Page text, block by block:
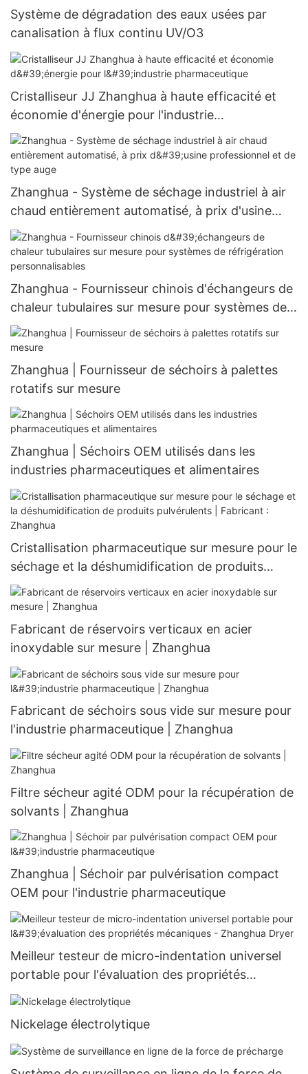
Système de dégradation des eaux usées par
canalisation à flux continu UV/O3
Cristalliseur JJ Zhanghua à haute efficacité et
économie d'énergie pour l'industrie
pharmaceutique
Zhanghua - Système de séchage industriel à air
chaud entièrement automatisé, à prix d'usine
professionnel et de type auge
Zhanghua - Fournisseur chinois d'échangeurs de
chaleur tubulaires sur mesure pour systèmes de
réfrigération personnalisables
Zhanghua | Fournisseur de séchoirs à palettes
rotatifs sur mesure
Zhanghua | Séchoirs OEM utilisés dans les
industries pharmaceutiques et alimentaires
Cristallisation pharmaceutique sur mesure pour le
séchage et la déshumidification de produits
pulvérulents | Fabricant : Zhanghua
Fabricant de réservoirs verticaux en acier
inoxydable sur mesure | Zhanghua
Fabricant de séchoirs sous vide sur mesure pour
l'industrie pharmaceutique | Zhanghua
Filtre sécheur agité ODM pour la récupération de
solvants | Zhanghua
Zhanghua | Séchoir par pulvérisation compact
OEM pour l'industrie pharmaceutique
Meilleur testeur de micro-indentation universel
portable pour l'évaluation des propriétés
mécaniques - Zhanghua Dryer
Nickelage électrolytique